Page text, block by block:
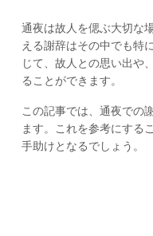
通夜は故人を偲ぶ大切な
える謝辞はその中でも特
じて、故人との思い出や
ることができます。
この記事では、通夜での
ます。これを参考にする
手助けとなるでしょう。